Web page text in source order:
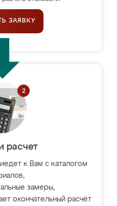
ЗАЯВКУ
расчет
к Вам с каталогом
замеры,
окончательный расчёт